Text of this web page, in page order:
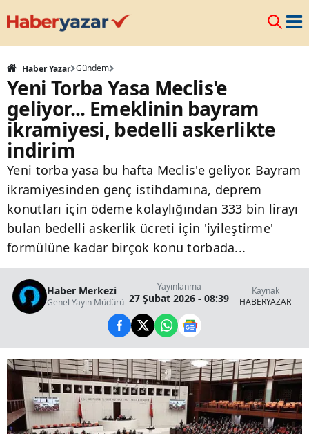
Haber Yazar Gündem
Yeni Torba Yasa Meclis'e
geliyor... Emeklinin bayram
ikramiyesi, bedelli askerlikte
indirim
Yeni torba yasa bu hafta Meclis'e geliyor. Bayram
ikramiyesinden genç istihdamına, deprem
konutları için ödeme kolaylığından 333 bin lirayı
bulan bedelli askerlik ücreti için 'iyileştirme'
formülüne kadar birçok konu torbada...
Haber Merkezi
Genel Yayın Müdürü
Yayınlanma
27 Şubat 2026 - 08:39
Kaynak
HABERYAZAR